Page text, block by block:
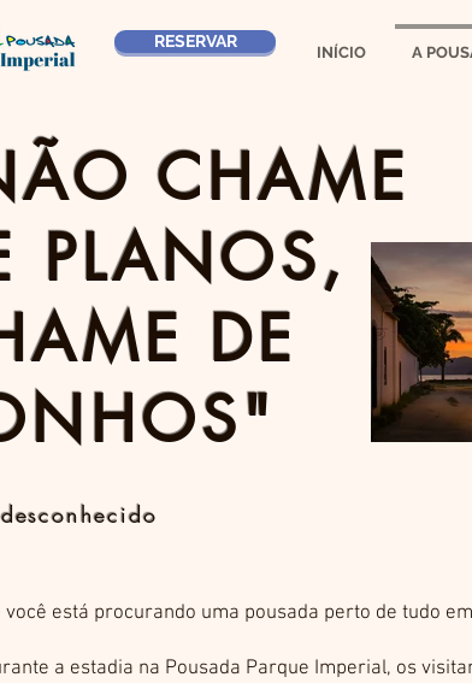
RESERVAR
INÍCIO A
CHAME
PLANOS,
DE
"
você está procurando uma pousada perto de tudo
a estadia na Pousada Parque Imperial, os